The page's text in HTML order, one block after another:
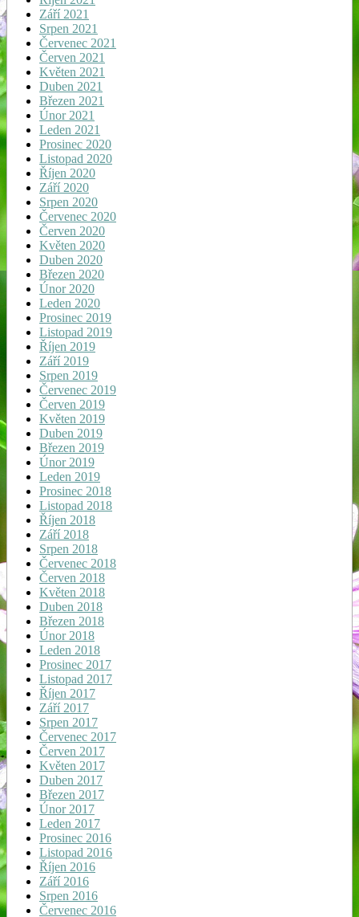
Září 2021
Srpen 2021
Červenec 2021
Červen 2021
Květen 2021
Duben 2021
Březen 2021
Únor 2021
Leden 2021
Prosinec 2020
Listopad 2020
Říjen 2020
Září 2020
Srpen 2020
Červenec 2020
Červen 2020
Květen 2020
Duben 2020
Březen 2020
Únor 2020
Leden 2020
Prosinec 2019
Listopad 2019
Říjen 2019
Září 2019
Srpen 2019
Červenec 2019
Červen 2019
Květen 2019
Duben 2019
Březen 2019
Únor 2019
Leden 2019
Prosinec 2018
Listopad 2018
Říjen 2018
Září 2018
Srpen 2018
Červenec 2018
Červen 2018
Květen 2018
Duben 2018
Březen 2018
Únor 2018
Leden 2018
Prosinec 2017
Listopad 2017
Říjen 2017
Září 2017
Srpen 2017
Červenec 2017
Červen 2017
Květen 2017
Duben 2017
Březen 2017
Únor 2017
Leden 2017
Prosinec 2016
Listopad 2016
Říjen 2016
Září 2016
Srpen 2016
Červenec 2016